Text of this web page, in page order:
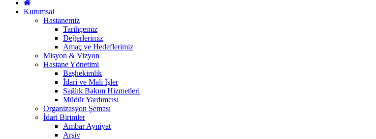
Kurumsal
Hastanemiz
Tarihçemiz
Değerlerimiz
Amaç ve Hedeflerimiz
Misyon & Vizyon
Hastane Yönetimi
Başhekimlik
İdari ve Mali İşler
Sağlık Bakım Hizmetleri
Müdür Yardımcısı
Organizasyon Şeması
İdari Birimler
Ambar Ayniyat
Arşiv